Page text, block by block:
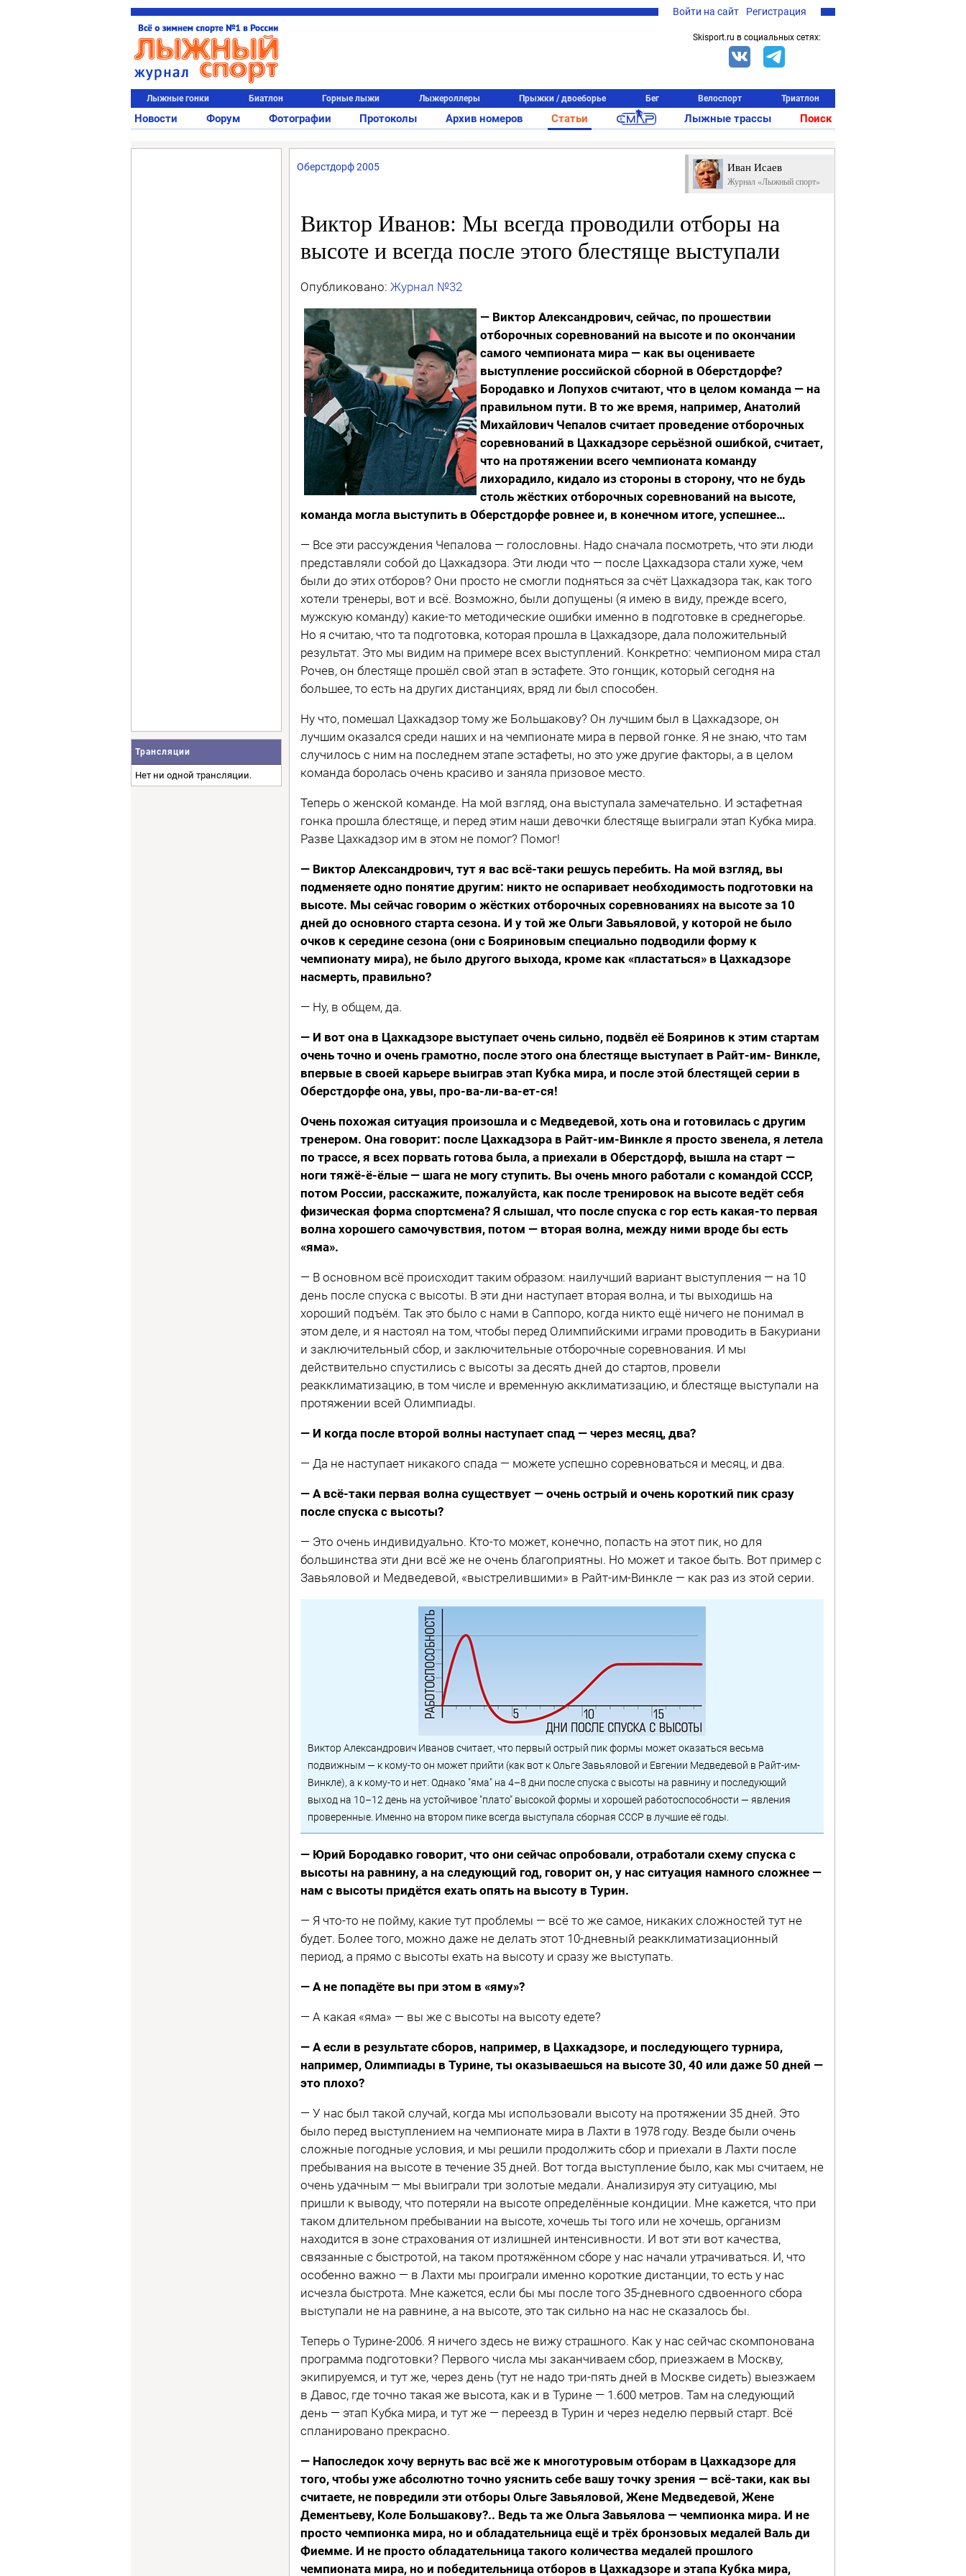
Войти на сайт Регистрация
Skisport.ru в социальных сетях:
Лыжные гонки Биатлон Горные лыжи Лыжероллеры Прыжки / двоеборье Бег Велоспорт Триатлон
Новости Форум Фотографии Протоколы Архив номеров Статьи Лыжные трассы Поиск
Трансляции
Нет ни одной трансляции.
Оберстдорф 2005 Иван Исаев
Журнал «Лыжный спорт»
Виктор Иванов: Мы всегда проводили отборы на
высоте и всегда после этого блестяще выступали
Опубликовано: Журнал №32
— Виктор Александрович, сейчас, по прошествии
отборочных соревнований на высоте и по окончании
самого чемпионата мира — как вы оцениваете
выступление российской сборной в Оберстдорфе?
Бородавко и Лопухов считают, что в целом команда — на
правильном пути. В то же время, например, Анатолий
Михайлович Чепалов считает проведение отборочных
соревнований в Цахкадзоре серьёзной ошибкой, считает,
что на протяжении всего чемпионата команду
лихорадило, кидало из стороны в сторону, что не будь
столь жёстких отборочных соревнований на высоте,
команда могла выступить в Оберстдорфе ровнее и, в конечном итоге, успешнее…
— Все эти рассуждения Чепалова — голословны. Надо сначала посмотреть, что эти люди
представляли собой до Цахкадзора. Эти люди что — после Цахкадзора стали хуже, чем
были до этих отборов? Они просто не смогли подняться за счёт Цахкадзора так, как того
хотели тренеры, вот и всё. Возможно, были допущены (я имею в виду, прежде всего,
мужскую команду) какие-то методические ошибки именно в подготовке в среднегорье.
Но я считаю, что та подготовка, которая прошла в Цахкадзоре, дала положительный
результат. Это мы видим на примере всех выступлений. Конкретно: чемпионом мира стал
Рочев, он блестяще прошёл свой этап в эстафете. Это гонщик, который сегодня на
большее, то есть на других дистанциях, вряд ли был способен.
Ну что, помешал Цахкадзор тому же Большакову? Он лучшим был в Цахкадзоре, он
лучшим оказался среди наших и на чемпионате мира в первой гонке. Я не знаю, что там
случилось с ним на последнем этапе эстафеты, но это уже другие факторы, а в целом
команда боролась очень красиво и заняла призовое место.
Теперь о женской команде. На мой взгляд, она выступала замечательно. И эстафетная
гонка прошла блестяще, и перед этим наши девочки блестяще выиграли этап Кубка мира.
Разве Цахкадзор им в этом не помог? Помог!
— Виктор Александрович, тут я вас всё-таки решусь перебить. На мой взгляд, вы
подменяете одно понятие другим: никто не оспаривает необходимость подготовки на
высоте. Мы сейчас говорим о жёстких отборочных соревнованиях на высоте за 10
дней до основного старта сезона. И у той же Ольги Завьяловой, у которой не было
очков к середине сезона (они с Бояриновым специально подводили форму к
чемпионату мира), не было другого выхода, кроме как «пластаться» в Цахкадзоре
насмерть, правильно?
— Ну, в общем, да.
— И вот она в Цахкадзоре выступает очень сильно, подвёл её Бояринов к этим стартам
очень точно и очень грамотно, после этого она блестяще выступает в Райт-им- Винкле,
впервые в своей карьере выиграв этап Кубка мира, и после этой блестящей серии в
Оберстдорфе она, увы, про-ва-ли-ва-ет-ся!
Очень похожая ситуация произошла и с Медведевой, хоть она и готовилась с другим
тренером. Она говорит: после Цахкадзора в Райт-им-Винкле я просто звенела, я летела
по трассе, я всех порвать готова была, а приехали в Оберстдорф, вышла на старт —
ноги тяжё-ё-ёлые — шага не могу ступить. Вы очень много работали с командой СССР,
потом России, расскажите, пожалуйста, как после тренировок на высоте ведёт себя
физическая форма спортсмена? Я слышал, что после спуска с гор есть какая-то первая
волна хорошего самочувствия, потом — вторая волна, между ними вроде бы есть
«яма».
— В основном всё происходит таким образом: наилучший вариант выступления — на 10
день после спуска с высоты. В эти дни наступает вторая волна, и ты выходишь на
хороший подъём. Так это было с нами в Саппоро, когда никто ещё ничего не понимал в
этом деле, и я настоял на том, чтобы перед Олимпийскими играми проводить в Бакуриани
и заключительный сбор, и заключительные отборочные соревнования. И мы
действительно спустились с высоты за десять дней до стартов, провели
реакклиматизацию, в том числе и временную акклиматизацию, и блестяще выступали на
протяжении всей Олимпиады.
— И когда после второй волны наступает спад — через месяц, два?
— Да не наступает никакого спада — можете успешно соревноваться и месяц, и два.
— А всё-таки первая волна существует — очень острый и очень короткий пик сразу
после спуска с высоты?
— Это очень индивидуально. Кто-то может, конечно, попасть на этот пик, но для
большинства эти дни всё же не очень благоприятны. Но может и такое быть. Вот пример с
Завьяловой и Медведевой, «выстрелившими» в Райт-им-Винкле — как раз из этой серии.
Виктор Александрович Иванов считает, что первый острый пик формы может оказаться весьма
подвижным — к кому-то он может прийти (как вот к Ольге Завьяловой и Евгении Медведевой в Райт-им-
Винкле), а к кому-то и нет. Однако "яма" на 4–8 дни после спуска с высоты на равнину и последующий
выход на 10–12 день на устойчивое "плато" высокой формы и хорошей работоспособности — явления
проверенные. Именно на втором пике всегда выступала сборная СССР в лучшие её годы.
— Юрий Бородавко говорит, что они сейчас опробовали, отработали схему спуска с
высоты на равнину, а на следующий год, говорит он, у нас ситуация намного сложнее —
нам с высоты придётся ехать опять на высоту в Турин.
— Я что-то не пойму, какие тут проблемы — всё то же самое, никаких сложностей тут не
будет. Более того, можно даже не делать этот 10-дневный реакклиматизационный
период, а прямо с высоты ехать на высоту и сразу же выступать.
— А не попадёте вы при этом в «яму»?
— А какая «яма» — вы же с высоты на высоту едете?
— А если в результате сборов, например, в Цахкадзоре, и последующего турнира,
например, Олимпиады в Турине, ты оказываешься на высоте 30, 40 или даже 50 дней —
это плохо?
— У нас был такой случай, когда мы использовали высоту на протяжении 35 дней. Это
было перед выступлением на чемпионате мира в Лахти в 1978 году. Везде были очень
сложные погодные условия, и мы решили продолжить сбор и приехали в Лахти после
пребывания на высоте в течение 35 дней. Вот тогда выступление было, как мы считаем, не
очень удачным — мы выиграли три золотые медали. Анализируя эту ситуацию, мы
пришли к выводу, что потеряли на высоте определённые кондиции. Мне кажется, что при
таком длительном пребывании на высоте, хочешь ты того или не хочешь, организм
находится в зоне страхования от излишней интенсивности. И вот эти вот качества,
связанные с быстротой, на таком протяжённом сборе у нас начали утрачиваться. И, что
особенно важно — в Лахти мы проиграли именно короткие дистанции, то есть у нас
исчезла быстрота. Мне кажется, если бы мы после того 35-дневного сдвоенного сбора
выступали не на равнине, а на высоте, это так сильно на нас не сказалось бы.
Теперь о Турине-2006. Я ничего здесь не вижу страшного. Как у нас сейчас скомпонована
программа подготовки? Первого числа мы заканчиваем сбор, приезжаем в Москву,
экипируемся, и тут же, через день (тут не надо три-пять дней в Москве сидеть) выезжаем
в Давос, где точно такая же высота, как и в Турине — 1.600 метров. Там на следующий
день — этап Кубка мира, и тут же — переезд в Турин и через неделю первый старт. Всё
спланировано прекрасно.
— Напоследок хочу вернуть вас всё же к многотуровым отборам в Цахкадзоре для
того, чтобы уже абсолютно точно уяснить себе вашу точку зрения — всё-таки, как вы
считаете, не повредили эти отборы Ольге Завьяловой, Жене Медведевой, Жене
Дементьеву, Коле Большакову?.. Ведь та же Ольга Завьялова — чемпионка мира. И не
просто чемпионка мира, но и обладательница ещё и трёх бронзовых медалей Валь ди
Фиемме. И не просто обладательница такого количества медалей прошлого
чемпионата мира, но и победительница отборов в Цахкадзоре и этапа Кубка мира,